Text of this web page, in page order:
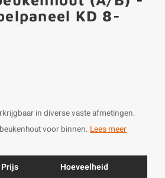
KD 8-
in diverse vaste afmetingen.
voor binnen.Lees meer
Prijs Hoeveelheid